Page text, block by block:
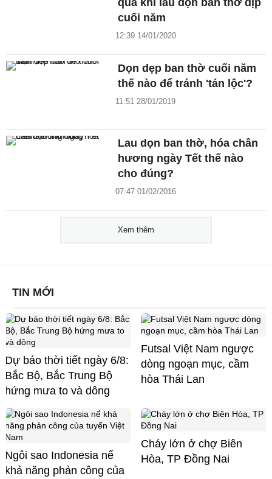
cuối năm
12:39 14/01/2020
Dọn dẹp ban thờ cuối năm
thế nào để tránh 'tán lộc'?
11:51 28/01/2019
Lau dọn ban thờ, hóa chân
hương ngày Tết thế nào
cho đúng?
07:47 01/02/2016
Xem thêm
TIN MỚI
Dự báo thời tiết ngày 6/8:
Bắc Bộ, Bắc Trung Bộ
hứng mưa to và dông
Futsal Việt Nam ngược
dòng ngoạn mục, cầm
hòa Thái Lan
Ngôi sao Indonesia nể
khả năng phản công của
Cháy lớn ở chợ Biên
Hòa, TP Đồng Nai